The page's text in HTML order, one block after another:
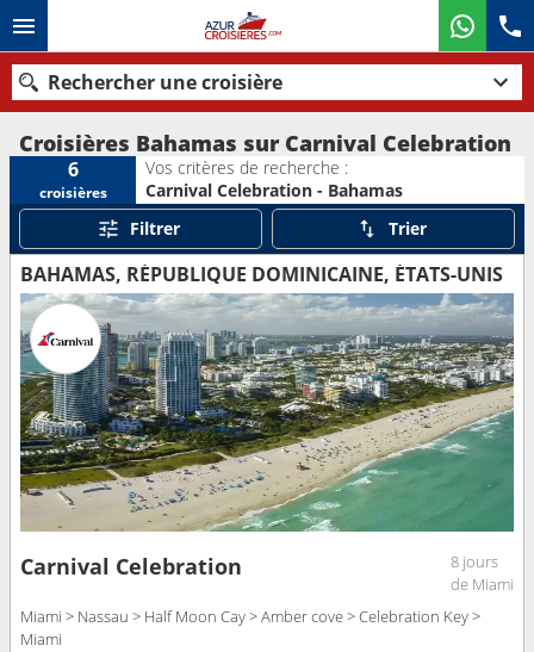
Rechercher une croisière
Nos destinations
Mois de départ
Ports Compagnies
Rechercher
Croisières Bahamas sur Carnival Celebration
6
croisières
Vos critères de recherche :
Carnival Celebration - Bahamas
Filtrer
Trier
BAHAMAS, RÉPUBLIQUE DOMINICAINE, ÉTATS-UNIS
Carnival Celebration
8 jours
de Miami
Miami > Nassau > Half Moon Cay > Amber cove > Celebration Key >
Miami